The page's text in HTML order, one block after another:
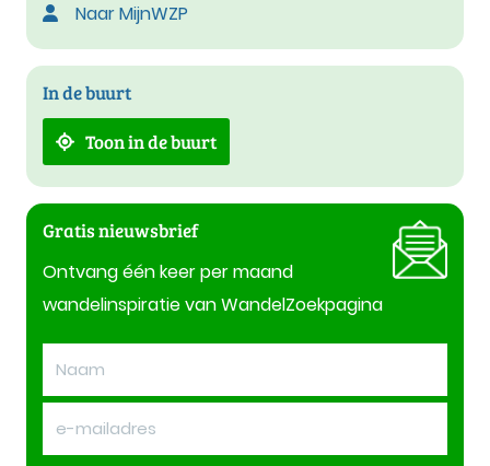
Naar MijnWZP
In de buurt
Toon in de buurt
Gratis nieuwsbrief
Ontvang één keer per maand
wandelinspiratie van WandelZoekpagina